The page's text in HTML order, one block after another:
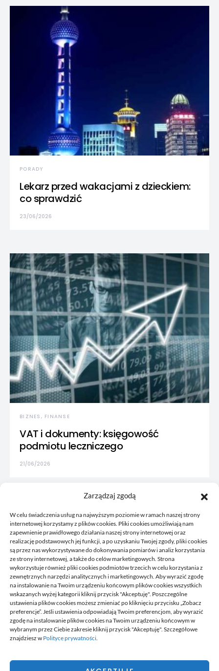
Zarządzaj zgodą
W celu świadczenia usług na najwyższym poziomie w ramach naszej strony
internetowej korzystamy z plików cookies. Pliki cookies umożliwiają nam
zapewnienie prawidłowego działania naszej strony internetowej oraz
realizację podstawowych jej funkcji, a po uzyskaniu Twojej zgody, pliki cookies
są przez nas wykorzystywane do dokonywania pomiarów i analiz korzystania
ze strony internetowej, a także do celów marketingowych. Strona
wykorzystuje również pliki cookies podmiotów trzecich w celu korzystania z
zewnętrznych narzędzi analitycznych i marketingowych. Aby wyrazić zgodę
na instalowanie na Twoim urządzeniu końcowym plików cookies wszystkich
wskazanych wyżej kategorii kliknij przycisk "Akceptuję". Poszczególne
ustawienia plików cookies możesz zmieniać po kliknięciu przycisku „Zobacz
preferencje”. Jeśli ustawienia odpowiadają Twoim preferencjom, aby wyrazić
zgodę na instalowanie plików cookies na Twoim urządzeniu końcowym w
wybranym przez Ciebie zakresie kliknij przycisk "Akceptuję". Szczegółowe
znajdziesz w Polityce prywatności.
PORADY
Lekarz przed wakacjami z dzieckiem:
co sprawdzić
23/06/2026
BIZNES, FINANSE
VAT i dokumenty: księgowość
podmiotu leczniczego
21/06/2026
Korkowy to blog, gdzie publikujemy własne przemyślenia, to
co nam przyjdzie akurat na myśl, czym chcemy się z wami
podzielić. Zawsze tworzymy coś co może się przydać
komuś, staramy się odpowiadać na pytania, które do nas
przysyłacie oraz ogólnie odpowiadamy na to bieżące
wydarzenia.
Czy wiesz, że możesz do nas dołączyć? To bardzo proste.
Wystarczy, że lubisz pisać teksty, dzielić się wiedzą. Napisz